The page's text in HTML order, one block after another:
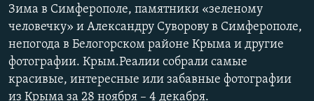
СОВЕТЫ ПРАВОЗАЩИТНИКОВ
ПРОПАВШИЕ БЕЗ ВЕСТИ
ПОБЕДИТЕЛЕЙ НЕ СУДЯТ?
КРЫМ.НЕПОКОРЕННЫЙ
Українською
Qırımtatar
ПРИСОЕДИНЯЙТЕСЬ!
Зима в Симферополе, памятники «зеленому
человечку» и Александру Суворову в Симферополе,
непогода в Белогорском районе Крыма и другие
фотографии. Крым.Реалии собрали самые
красивые, интересные или забавные фотографии
из Крыма за 28 ноября – 4 декабря.